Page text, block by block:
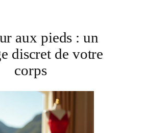
aux pieds : un
discret de votre
corps